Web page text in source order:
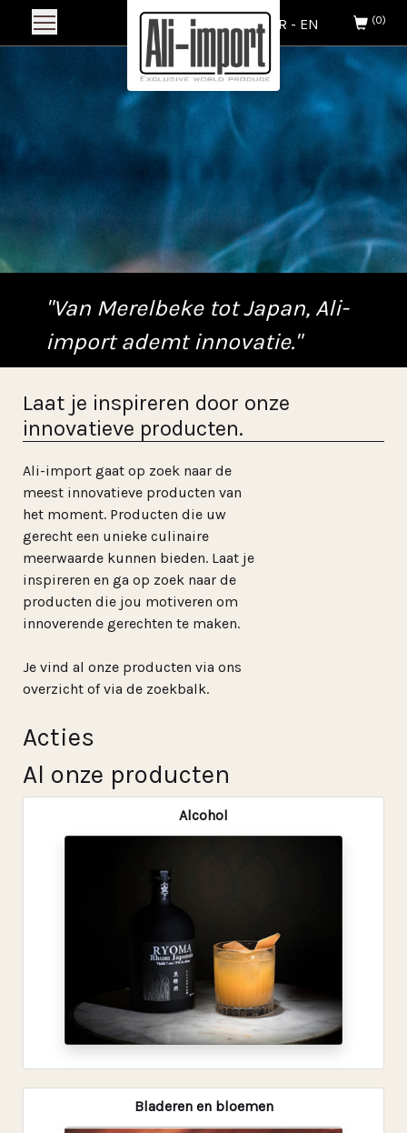
(0)
NL- FR - EN
"Van Merelbeke tot Japan, Ali-
import ademt innovatie."
Laat je inspireren door onze
innovatieve producten.
Ali-import gaat op zoek naar de
meest innovatieve producten van
het moment. Producten die uw
gerecht een unieke culinaire
meerwaarde kunnen bieden. Laat je
inspireren en ga op zoek naar de
producten die jou motiveren om
innoverende gerechten te maken.
Je vind al onze producten via ons
overzicht of via de zoekbalk.
Acties
Al onze producten
Alcohol
Bladeren en bloemen